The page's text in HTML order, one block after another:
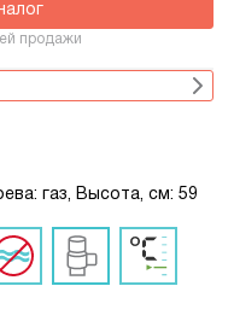
продажи
газ, Высота, см: 59